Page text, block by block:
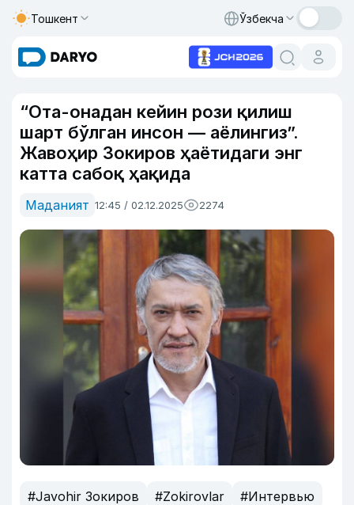
Тошкент Ўзбекча
“Ота-онадан кейин рози қилиш
шарт бўлган инсон — аёлингиз”.
Жавоҳир Зокиров ҳаётидаги энг
катта сабоқ ҳақида
Маданият 12:45 / 02.12.2025 2274
#Javohir Зокиров #Zokirovlar
#Интервью